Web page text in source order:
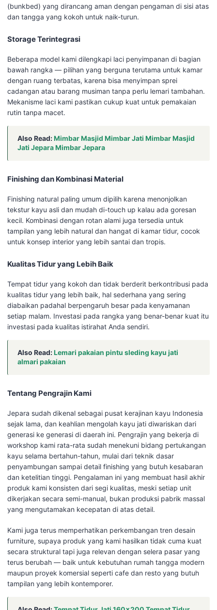
(bunkbed) yang dirancang aman dengan pengaman di sisi atas
dan tangga yang kokoh untuk naik-turun.
Storage Terintegrasi
Beberapa model kami dilengkapi laci penyimpanan di bagian
bawah rangka — pilihan yang berguna terutama untuk kamar
dengan ruang terbatas, karena bisa menyimpan sprei
cadangan atau barang musiman tanpa perlu lemari tambahan.
Mekanisme laci kami pastikan cukup kuat untuk pemakaian
rutin tanpa macet.
Also Read:Mimbar Masjid Mimbar Jati Mimbar Masjid
Jati Jepara Mimbar Jepara
Finishing dan Kombinasi Material
Finishing natural paling umum dipilih karena menonjolkan
tekstur kayu asli dan mudah di-touch up kalau ada goresan
kecil. Kombinasi dengan rotan alami juga tersedia untuk
tampilan yang lebih natural dan hangat di kamar tidur, cocok
untuk konsep interior yang lebih santai dan tropis.
Kualitas Tidur yang Lebih Baik
Tempat tidur yang kokoh dan tidak berderit berkontribusi pada
kualitas tidur yang lebih baik, hal sederhana yang sering
diabaikan padahal berpengaruh besar pada kenyamanan
setiap malam. Investasi pada rangka yang benar-benar kuat itu
investasi pada kualitas istirahat Anda sendiri.
Also Read:Lemari pakaian pintu sleding kayu jati
almari pakaian
Tentang Pengrajin Kami
Jepara sudah dikenal sebagai pusat kerajinan kayu Indonesia
sejak lama, dan keahlian mengolah kayu jati diwariskan dari
generasi ke generasi di daerah ini. Pengrajin yang bekerja di
workshop kami rata-rata sudah menekuni bidang pertukangan
kayu selama bertahun-tahun, mulai dari teknik dasar
penyambungan sampai detail finishing yang butuh kesabaran
dan ketelitian tinggi. Pengalaman ini yang membuat hasil akhir
produk kami konsisten dari segi kualitas, meski setiap unit
dikerjakan secara semi-manual, bukan produksi pabrik massal
yang mengutamakan kecepatan di atas detail.
Kami juga terus memperhatikan perkembangan tren desain
furniture, supaya produk yang kami hasilkan tidak cuma kuat
secara struktural tapi juga relevan dengan selera pasar yang
terus berubah — baik untuk kebutuhan rumah tangga modern
maupun proyek komersial seperti cafe dan resto yang butuh
tampilan yang lebih kontemporer.